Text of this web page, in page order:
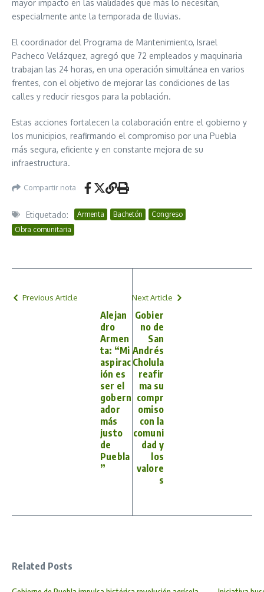
mayor impacto en las vialidades que más lo necesitan,
especialmente ante la temporada de lluvias.
El coordinador del Programa de Mantenimiento, Israel
Pacheco Velázquez, agregó que 72 empleados y maquinaria
trabajan las 24 horas, en una operación simultánea en varios
frentes, con el objetivo de mejorar las condiciones de las
calles y reducir riesgos para la población.
Estas acciones fortalecen la colaboración entre el gobierno y
los municipios, reafirmando el compromiso por una Puebla
más segura, eficiente y en constante mejora de su
infraestructura.
Compartir nota
Etiquetado: Armenta Bachetón
Congreso
Obra comunitaria
Previous Article
Alejan
dro
Armen
ta: “Mi
aspirac
ión es
ser el
gobern
ador
más
justo
de
Puebla
”
Next Article
Gobier
no de
San
Andrés
Cholula
reafir
ma su
compr
omiso
con la
comuni
dad y
los
valore
s
Related Posts